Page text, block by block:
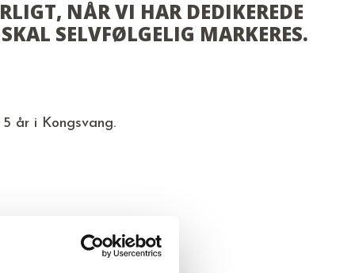
NÅR VI HAR DEDIKEREDE
SELVFØLGELIG MARKERES.
år i Kongsvang.